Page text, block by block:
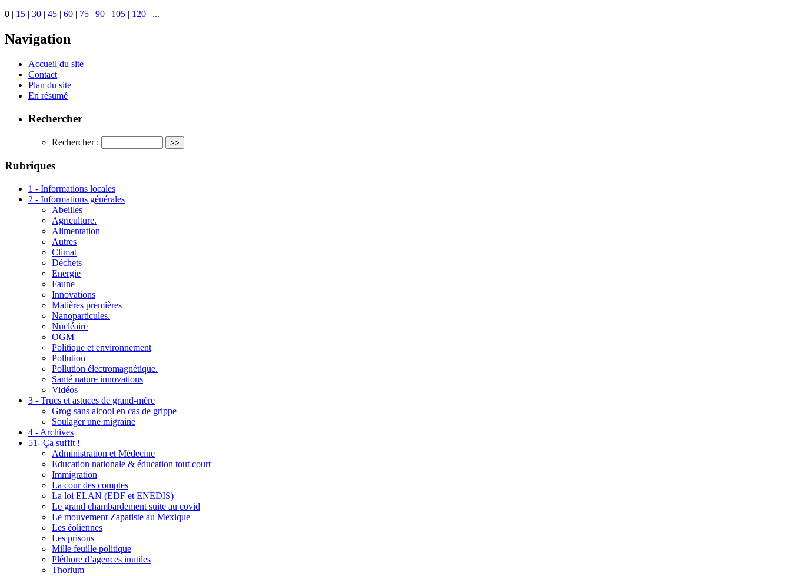
0 | 15 | 30 | 45 | 60 | 75 | 90 | 105 | 120 | ...
Navigation
Accueil du site
Contact
Plan du site
En résumé
Rechercher
Rechercher :
Rubriques
1 - Informations locales
2 - Informations générales
Abeilles
Agriculture.
Alimentation
Autres
Climat
Déchets
Energie
Faune
Innovations
Matières premières
Nanoparticules.
Nucléaire
OGM
Politique et environnement
Pollution
Pollution électromagnétique.
Santé nature innovations
Vidéos
3 - Trucs et astuces de grand-mère
Grog sans alcool en cas de grippe
Soulager une migraine
4 - Archives
51- Ça suffit !
Administration et Médecine
Education nationale & éducation tout court
Immigration
La cour des comptes
La loi ELAN (EDF et ENEDIS)
Le grand chambardement suite au covid
Le mouvement Zapatiste au Mexique
Les éoliennes
Les prisons
Mille feuille politique
Pléthore d’agences inutiles
Thorium